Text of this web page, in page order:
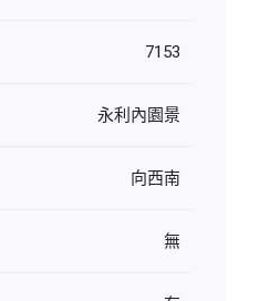
7153
永利內園景
向西南
無